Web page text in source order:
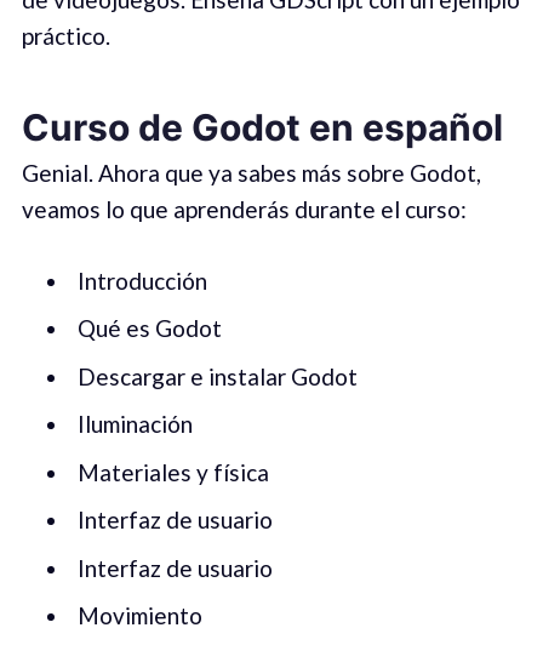
práctico.
Curso de Godot en español
Genial. Ahora que ya sabes más sobre Godot,
veamos lo que aprenderás durante el curso:
Introducción
Qué es Godot
Descargar e instalar Godot
Iluminación
Materiales y física
Interfaz de usuario
Interfaz de usuario
Movimiento